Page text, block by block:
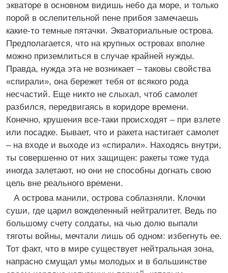
экваторе в основном видишь небо да море, и только
порой в ослепительной пене прибоя замечаешь
какие-то темные пятачки. Экваториальные острова.
Предполагается, что на крупных островах вполне
можно приземлиться в случае крайней нужды.
Правда, нужда эта не возникает – таковы свойства
«спирали», она бережет тебя от всякого рода
несчастий. Еще никто не слыхал, чтоб самолет
разбился, передвигаясь в коридоре времени.
Конечно, крушения все-таки происходят – при взлете
или посадке. Бывает, что и ракета настигает самолет
– на входе и выходе из «спирали». Находясь внутри,
ты совершенно от них защищен: ракеты тоже туда
иногда залетают, но они не способны догнать свою
цель вне реального времени.
А острова манили, острова соблазняли. Клочки
суши, где царил вожделенный нейтралитет. Ведь по
большому счету солдаты, на чью долю выпали
тяготы войны, мечтали лишь об одном: избегнуть ее.
Тот факт, что в мире существует нейтральная зона,
напрасно смущал умы молодых и в большинстве